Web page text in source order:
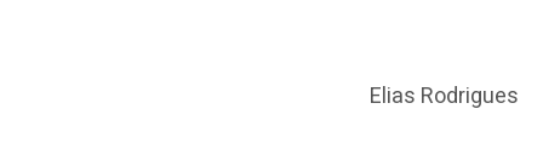
Elias Rodrigues